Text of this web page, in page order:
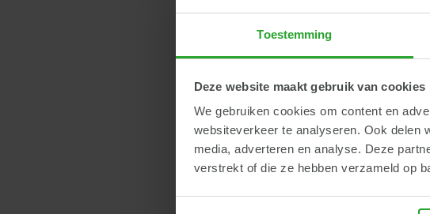
Toestemming
Deze website maakt gebruik van cookies
We gebruiken cookies om content en
websiteverkeer te analyseren. Ook delen
media, adverteren en analyse. Deze
verstrekt of die ze hebben verzameld op
Bij pruimen is het vaak praktisch om
generatie pruimenmot in te bestrijden
Bij kersen zal de nadruk meer liggen op
weersomstandigheden wanneer je
Houd er rekening mee dat deze
afspoeling en verdunning door de
Voor een goede beheersing is